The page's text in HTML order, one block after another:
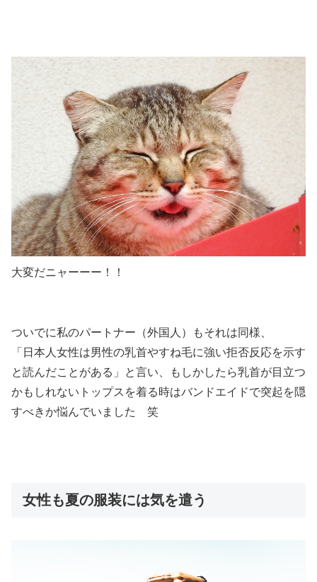
大変だニャーーー！！
ついでに私のパートナー（外国人）もそれは同様、
「日本人女性は男性の乳首やすね毛に強い拒否反応を示す
と読んだことがある」
と言い、もしかしたら乳首が目立つ
かもしれないトップスを着る時はバンドエイドで突起を隠
すべきか悩んでいました 笑
女性も夏の服装には気を遣う